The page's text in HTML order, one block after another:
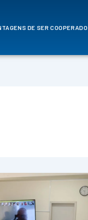
DE SER COOPERADO